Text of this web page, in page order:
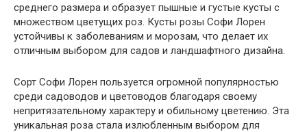
среднего размера и образует пышные и густые кусты с
множеством цветущих роз. Кусты розы Софи Лорен
устойчивы к заболеваниям и морозам, что делает их
отличным выбором для садов и ландшафтного дизайна.
Сорт Софи Лорен пользуется огромной популярностью
среди садоводов и цветоводов благодаря своему
непритязательному характеру и обильному цветению. Эта
уникальная роза стала излюбленным выбором для